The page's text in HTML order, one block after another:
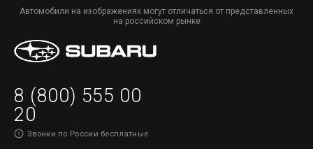
Автомобили на изображениях могут отличаться от представленных
на российском рынке
8 (800) 555 00
20
Звонки по России бесплатные